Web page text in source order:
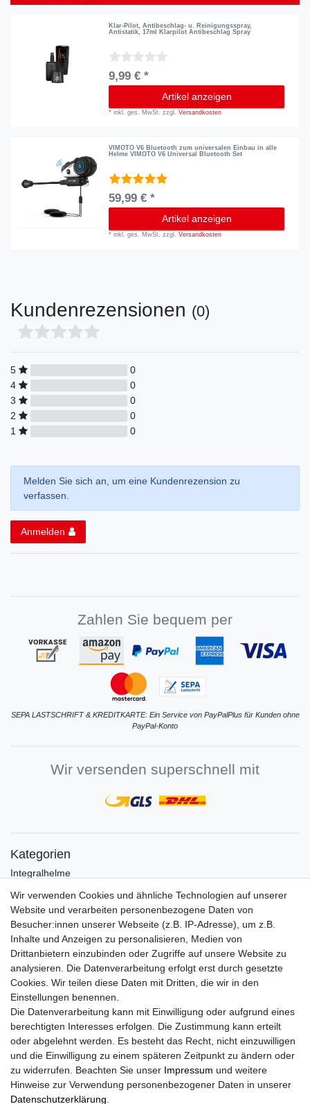
Klar-Pilot, Antibeschlag- u. Reinigungsspray,
Antistatik, 17ml Klarpilot Antibeschlag Spray
9,99 € *
Artikel anzeigen
*inkl. ges. MwSt. zzgl.Versandkosten
VIMOTO V6 Bluetooth zum universalen Einbau in alle
Helme VIMOTO V6 Universal Bluetooth Set
59,99 € *
Artikel anzeigen
*inkl. ges. MwSt. zzgl.Versandkosten
Kundenrezensionen (0)
5
0
4
0
3
0
2
0
1
0
Melden Sie sich an, um eine Kundenrezension zu
verfassen.
Anmelden
Zahlen Sie bequem per
SEPA LASTSCHRIFT & KREDITKARTE: Ein Service von PayPalPlus für Kunden ohne
PayPal-Konto
Wir versenden superschnell mit
Kategorien
Integralhelme
Crosshelme
Klapphelme
Zubehör/Visiere
Bluetoothhelme
Kinderhelme
Skihelme
Services
Mein Konto
Kontakt
FAQ
Rechtliches
AGB
Wir verwenden Cookies und ähnliche Technologien auf unserer
Website und verarbeiten personenbezogene Daten von
Besucher:innen unserer Webseite (z.B. IP-Adresse), um z.B.
Inhalte und Anzeigen zu personalisieren, Medien von
Drittanbietern einzubinden oder Zugriffe auf unsere Website zu
analysieren. Die Datenverarbeitung erfolgt erst durch gesetzte
Cookies. Wir teilen diese Daten mit Dritten, die wir in den
Einstellungen benennen.
Die Datenverarbeitung kann mit Einwilligung oder aufgrund eines
berechtigten Interesses erfolgen. Die Zustimmung kann erteilt
oder abgelehnt werden. Es besteht das Recht, nicht einzuwilligen
und die Einwilligung zu einem späteren Zeitpunkt zu ändern oder
zu widerrufen. Beachten Sie unser Impressum und weitere
Hinweise zur Verwendung personenbezogener Daten in unserer
Daten­schutz­erklärung